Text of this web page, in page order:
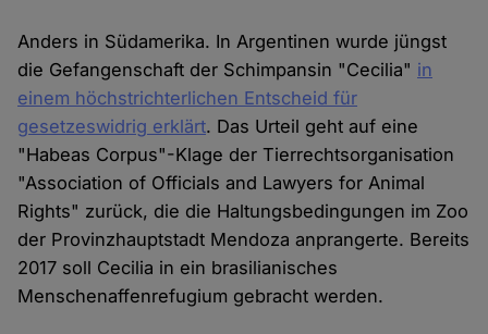
Anders in Südamerika. In Argentinen wurde jüngst
die Gefangenschaft der Schimpansin "Cecilia" in
einem höchstrichterlichen Entscheid für
gesetzeswidrig erklärt. Das Urteil geht auf eine
"Habeas Corpus"-Klage der Tierrechtsorganisation
"Association of Officials and Lawyers for Animal
Rights" zurück, die die Haltungsbedingungen im Zoo
der Provinzhauptstadt Mendoza anprangerte. Bereits
2017 soll Cecilia in ein brasilianisches
Menschenaffenrefugium gebracht werden.